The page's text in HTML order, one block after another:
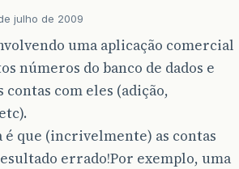
julho de 2009
uma aplicação comercial
números do banco de dados e
contas com eles (adição,
é que (incrivelmente) as contas
errado!Por exemplo, uma